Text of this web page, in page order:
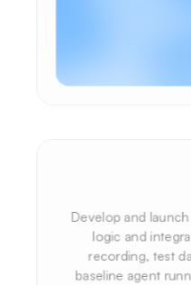
Develop and
logic and
recording, test
baseline agent